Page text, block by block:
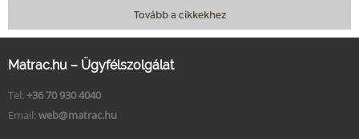
Tovább a cikkekhez
Matrac.hu – Ügyfélszolgálat
Tel: +36 70 930 4040
Email: web@matrac.hu